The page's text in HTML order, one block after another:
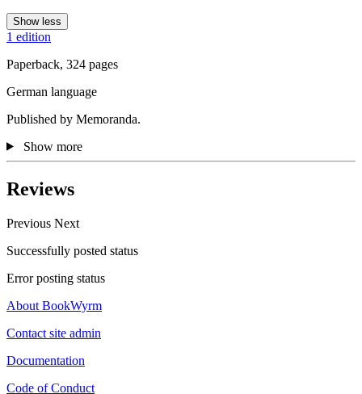
Show less
1 edition
Paperback, 324 pages
German language
Published by Memoranda.
Show more
Reviews
Previous Next
Successfully posted status
Error posting status
About BookWyrm
Contact site admin
Documentation
Code of Conduct